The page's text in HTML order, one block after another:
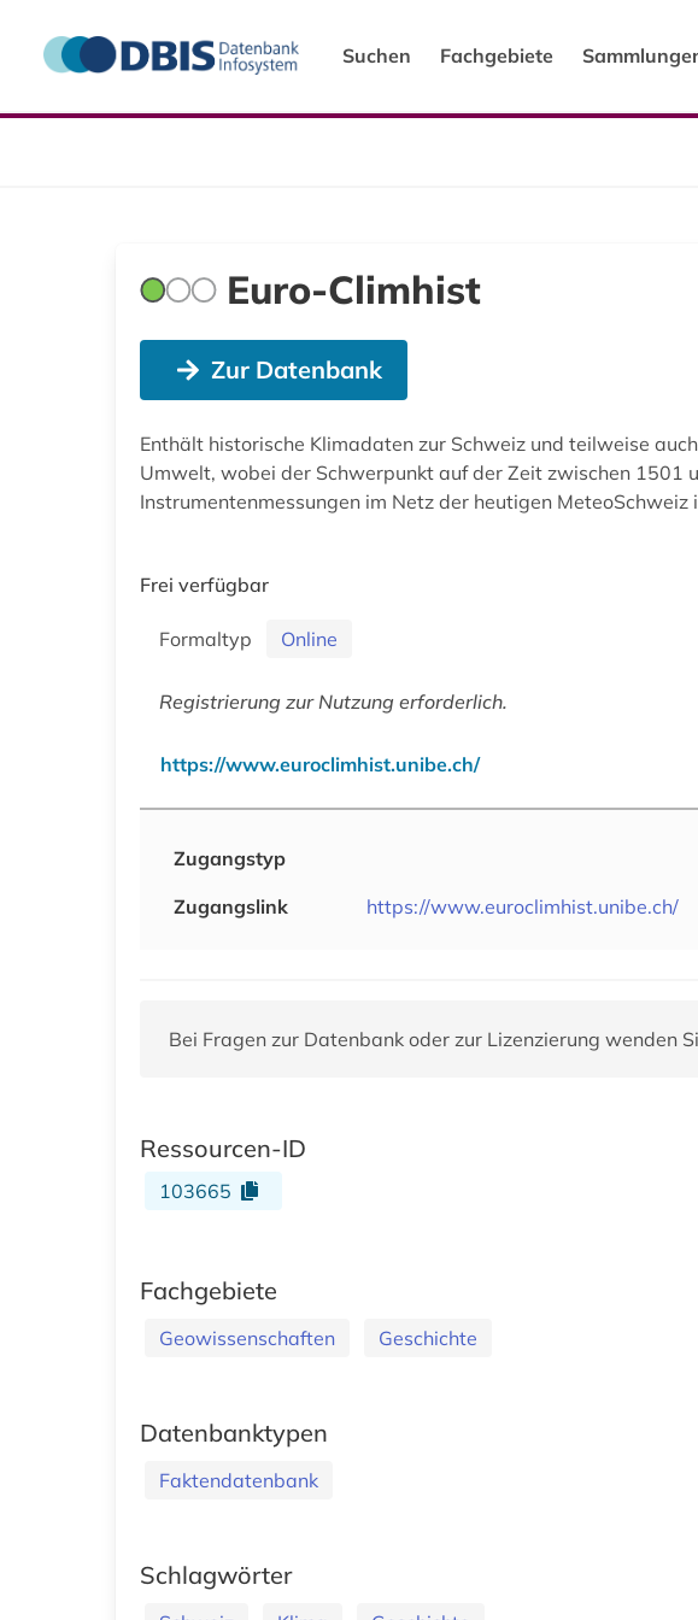
Suchen Fachgebiete
Euro-Climhist
Zur Datenbank
Enthält historische Klimadaten zur Schweiz und teilweise
Umwelt, wobei der Schwerpunkt auf der Zeit zwischen 1501
Instrumentenmessungen im Netz der heutigen MeteoSchweiz
Frei verfügbar
Formaltyp Online
Registrierung zur Nutzung erforderlich.
https://www.euroclimhist.unibe.ch/
Zugangstyp
Zugangslink
https://www.euroclimhist.unibe.ch/
Bei Fragen zur Datenbank oder zur Lizenzierung wenden
Ressourcen-ID
103665
Fachgebiete
Geowissenschaften Geschichte
Datenbanktypen
Faktendatenbank
Schlagwörter